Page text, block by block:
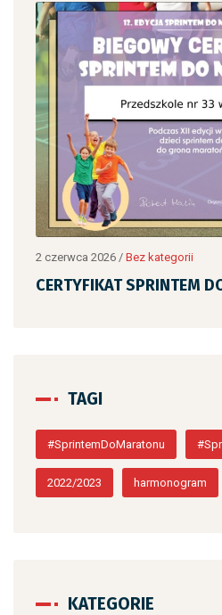
2 czerwca 2026 / Bez kategorii
CERTYFIKAT SPRINTEM
TAGI
#SprintemDoMaratonu
2022/2023 harmonogram
KATEGORIE